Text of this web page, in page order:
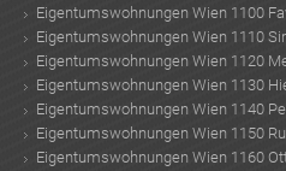
Eigentumswohnungen Wien 1100
Eigentumswohnungen Wien 1110
Eigentumswohnungen Wien 1120
Eigentumswohnungen Wien 1130
Eigentumswohnungen Wien 1140
Eigentumswohnungen Wien 1150
Eigentumswohnungen Wien 1160